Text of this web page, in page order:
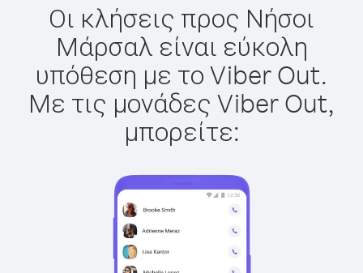
Οι κλήσεις προς Νήσοι
Μάρσαλ είναι εύκολη
υπόθεση με το Viber Out.
Με τις μονάδες Viber Out,
μπορείτε: